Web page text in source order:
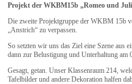
Projekt der WKBM15b „Romeo und
Die zweite Projektgruppe der WKBM 15b
„Anstrich“ zu verpassen.
So setzten wir uns das Ziel eine Szene aus
dann zur Belustigung und Unterhaltung am
Gesagt, getan. Unser Klassenraum 214,
Tafelbilder und andere Dekoration halfen